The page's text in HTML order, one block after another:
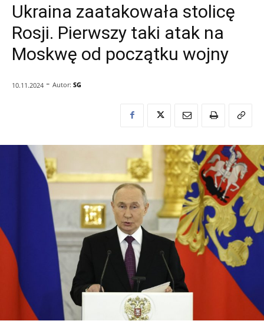
Ukraina zaatakowała stolicę
Rosji. Pierwszy taki atak na
Moskwę od początku wojny
10.11.2024 - Autor: SG